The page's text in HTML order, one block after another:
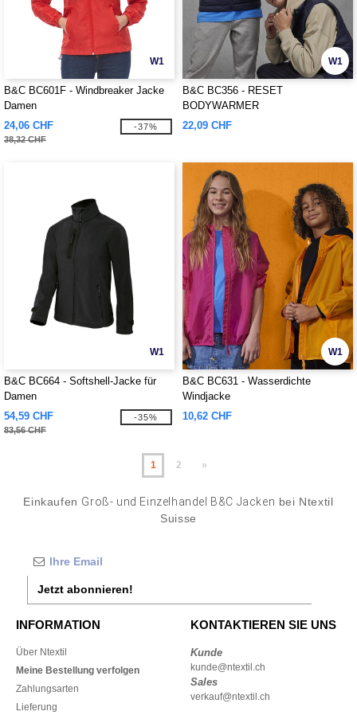
W1
B&C BC601F - Windbreaker Jacke
Damen
24,06 CHF
38,32 CHF
-37%
W1
B&C BC356 - RESET
BODYWARMER
22,09 CHF
W1
B&C BC664 - Softshell-Jacke für
Damen
54,59 CHF
83,56 CHF
-35%
W1
B&C BC631 - Wasserdichte
Windjacke
10,62 CHF
1 2 »
Einkaufen Groß- und Einzelhandel B&C Jacken bei Ntextil
Suisse
Jetzt abonnieren!
INFORMATION
Über Ntextil
Meine Bestellung verfolgen
Zahlungsarten
Lieferung
KONTAKTIEREN SIE UNS
Kunde
kunde@ntextil.ch
Sales
verkauf@ntextil.ch